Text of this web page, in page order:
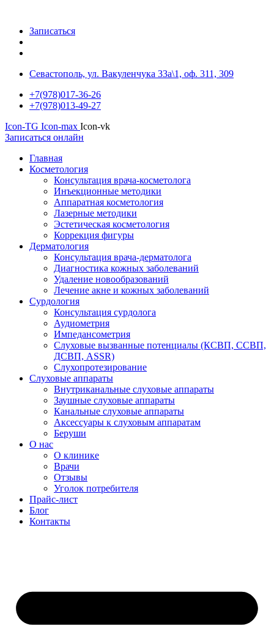
Записаться
Севастополь, ул. Вакуленчука 33а\1, оф. 311, 309
+7(978)017-36-26
+7(978)013-49-27
Icon-TG Icon-max Icon-vk
Записаться онлайн
Главная
Косметология
Консультация врача-косметолога
Инъекционные методики
Аппаратная косметология
Лазерные методики
Эстетическая косметология
Коррекция фигуры
Дерматология
Консультация врача-дерматолога
Диагностика кожных заболеваний
Удаление новообразований
Лечение акне и кожных заболеваний
Сурдология
Консультация сурдолога
Аудиометрия
Импедансометрия
Слуховые вызванные потенциалы (КСВП, ССВП,
ДСВП, ASSR)
Слухопротезирование
Слуховые аппараты
Внутриканальные слуховые аппараты
Заушные слуховые аппараты
Канальные слуховые аппараты
Аксессуары к слуховым аппаратам
Беруши
О нас
О клинике
Врачи
Отзывы
Уголок потребителя
Прайс-лист
Блог
Контакты